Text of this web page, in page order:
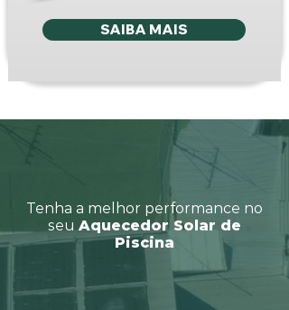
SAIBA MAIS
Tenha a melhor performance no
seu Aquecedor Solar de
Piscina